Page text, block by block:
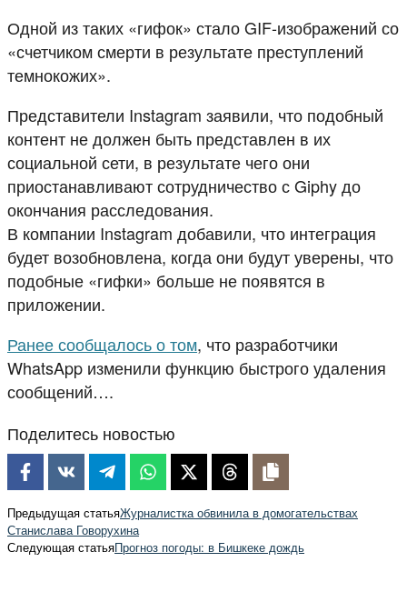
Одной из таких «гифок» стало GIF-изображений со
«счетчиком смерти в результате преступлений
темнокожих».
Представители Instagram заявили, что подобный
контент не должен быть представлен в их
социальной сети, в результате чего они
приостанавливают сотрудничество с Giphy до
окончания расследования.
В компании Instagram добавили, что интеграция
будет возобновлена, когда они будут уверены, что
подобные «гифки» больше не появятся в
приложении.
Ранее сообщалось о том, что разработчики
WhatsApp изменили функцию быстрого удаления
сообщений….
Поделитесь новостью
Предыдущая статьяЖурналистка обвинила в домогательствах
Станислава Говорухина
Следующая статьяПрогноз погоды: в Бишкеке дождь